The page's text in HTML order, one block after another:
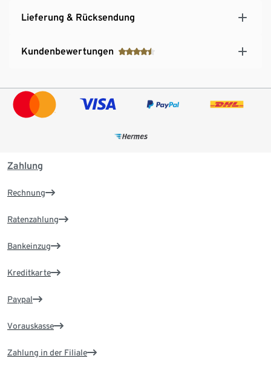
Lieferung & Rücksendung
Kundenbewertungen
Zahlung
Rechnung
Ratenzahlung
Bankeinzug
Kreditkarte
Paypal
Vorauskasse
Zahlung in der Filiale